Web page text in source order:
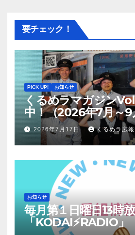
要チェック！
PICK UP! お知らせ
くるめラマガジン
中！（2026年7月～9
2026年7月17日 くるめラ広
お知らせ
毎月第１日曜日13時
「KODAI⚡RADIO」